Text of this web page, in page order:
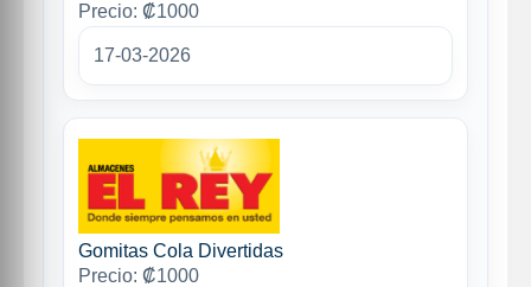
Precio: ₡1000
17-03-2026
Gomitas Cola Divertidas
Precio: ₡1000